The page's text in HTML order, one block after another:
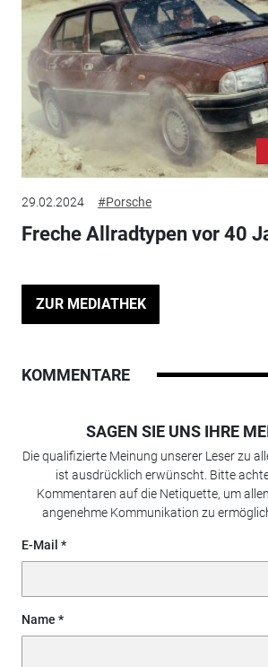
29.02.2024 #Porsche
Freche Allradtypen vor 40
ZUR MEDIATHEK
KOMMENTARE
SAGEN SIE UNS IHRE
Die qualifizierte Meinung unserer Leser zu
ist ausdrücklich erwünscht. Bitte
Kommentaren auf die Netiquette, um
angenehme Kommunikation zu
E-Mail
Name